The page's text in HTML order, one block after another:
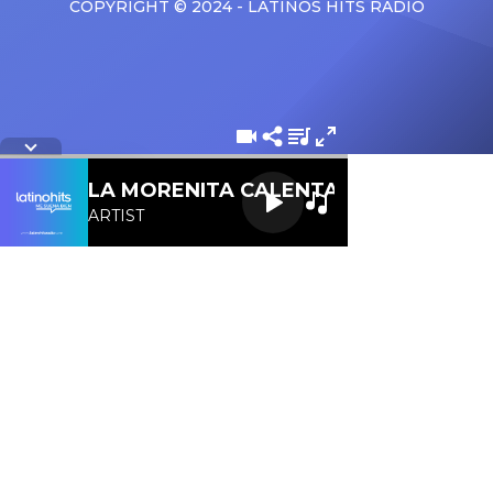
COPYRIGHT © 2024 - LATINOS HITS RADIO
LA MORENITA CALENTANA 107.1 FM
ARTIST
Letra de la cancion